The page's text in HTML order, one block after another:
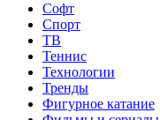
Софт
Спорт
ТВ
Теннис
Технологии
Тренды
Фигурное катание